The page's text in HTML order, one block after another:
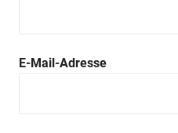
E-Mail-Adresse